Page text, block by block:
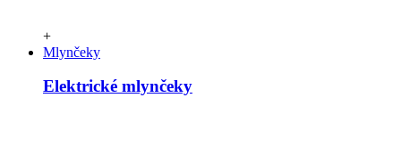
+
Mlynčeky
Elektrické mlynčeky